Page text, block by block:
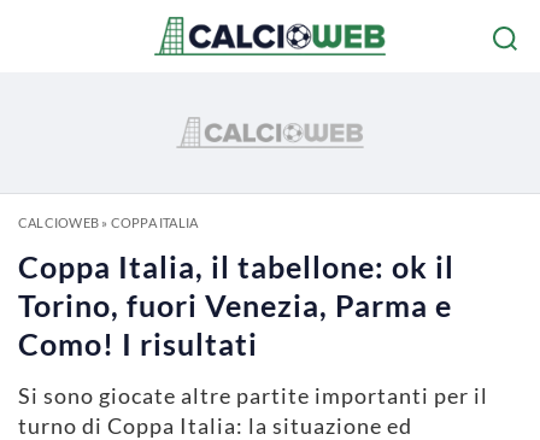
CALCIOWEB» COPPA ITALIA
Coppa Italia, il tabellone: ok il
Torino, fuori Venezia, Parma e
Como! I risultati
Si sono giocate altre partite importanti per il
turno di Coppa Italia: la situazione ed